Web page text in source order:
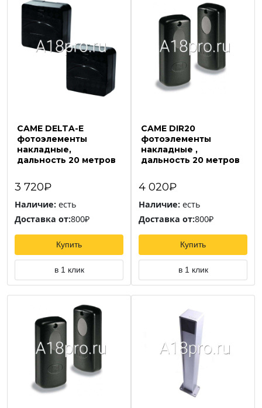
CAME DELTA-E
фотоэлементы
накладные,
дальность 20 метров
3 720₽
Наличие: есть
Доставка от:800₽
Купить
в 1 клик
CAME DIR20
фотоэлементы
накладные ,
дальность 20 метров
4 020₽
Наличие: есть
Доставка от:800₽
Купить
в 1 клик